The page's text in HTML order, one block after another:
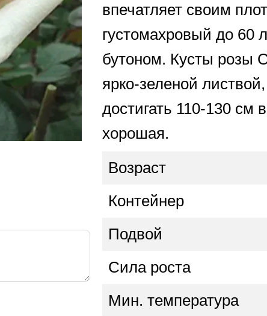
впечатляет своим
густомахровый до 60
бутоном. Кусты розы
ярко-зеленой
достигать 110-130 см
хорошая.
Возраст
Контейнер
Подвой
Сила роста
Мин. температура